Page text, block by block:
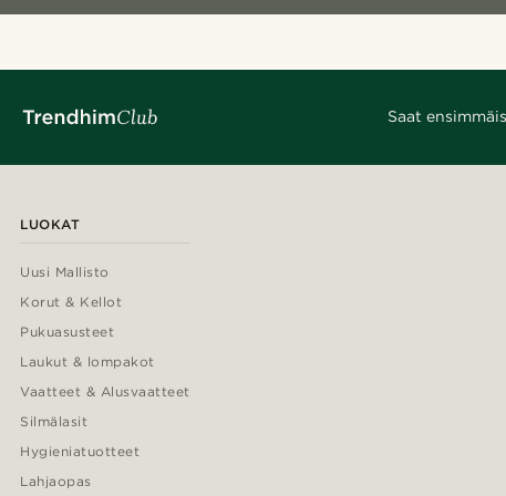
Saat
LUOKAT
Uusi Mallisto
Korut & Kellot
Pukuasusteet
Laukut & lompakot
Vaatteet & Alusvaatteet
Silmälasit
Hygieniatuotteet
Lahjaopas